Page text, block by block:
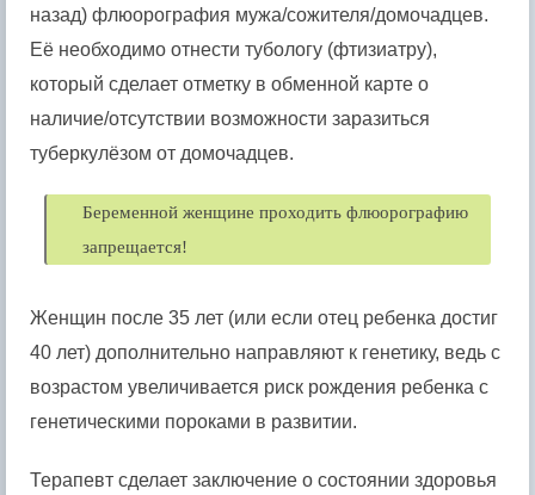
назад) флюорография мужа/сожителя/домочадцев.
Её необходимо отнести тубологу (фтизиатру),
который сделает отметку в обменной карте о
наличие/отсутствии возможности заразиться
туберкулёзом от домочадцев.
Беременной женщине проходить флюорографию
запрещается!
Женщин после 35 лет (или если отец ребенка достиг
40 лет) дополнительно направляют к генетику, ведь с
возрастом увеличивается риск рождения ребенка с
генетическими пороками в развитии.
Терапевт сделает заключение о состоянии здоровья